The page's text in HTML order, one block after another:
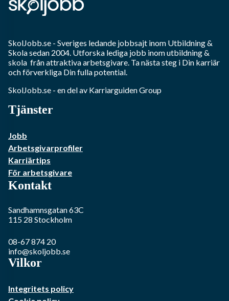
SkolJobb.se - Sveriges ledande jobbsajt inom Utbildning &
Skolasedan 2004. Utforska lediga jobb inomutbildning &
skola från attraktiva arbetsgivare. Ta nästa steg i Din karriär
och förverkliga Din fulla potential.
SkolJobb.se - en del av Karriarguiden Group
Tjänster
Jobb
Arbetsgivarprofiler
Karriärtips
För arbetsgivare
Kontakt
Sandhamnsgatan 63C
115 28 Stockholm
08-67 874 20
info@skoljobb.se
Vilkor
Integritets policy